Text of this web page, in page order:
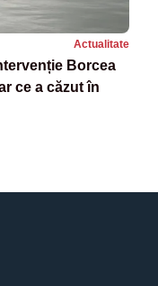
Actualitate
Borcea
ce a căzut în